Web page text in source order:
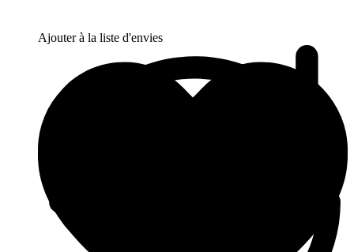
Ajouter à la liste d'envies